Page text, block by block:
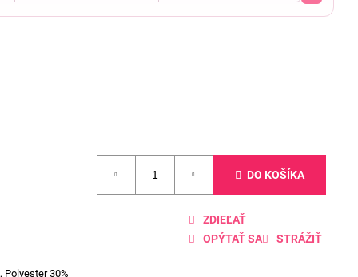
DO KOŠÍKA
Polyester 30%
OPÝTAŤ SA STRÁŽIŤ
ZDIEĽAŤ